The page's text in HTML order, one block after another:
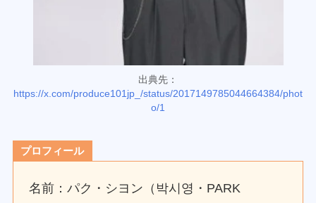
出典先：
https://x.com/produce101jp_/status/2017149785044664384/phot
o/1
プロフィール
名前：パク・シヨン（박시영・PARK